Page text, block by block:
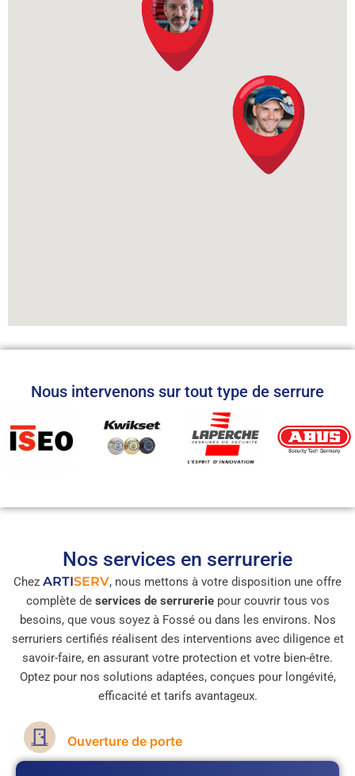
Nous intervenons sur tout type de serrure
Nos services en serrurerie
Chez ARTISERV, nous mettons à votre disposition une offre
complète de services de serrureriepour couvrir tous vos
besoins, que vous soyez à Fossé ou dans les environs. Nos
serruriers certifiés réalisent des interventions avec diligence et
savoir-faire, en assurant votre protection et votre bien-être.
Optez pour nos solutions adaptées, conçues pour longévité,
efficacité et tarifs avantageux.
Ouverture de porte